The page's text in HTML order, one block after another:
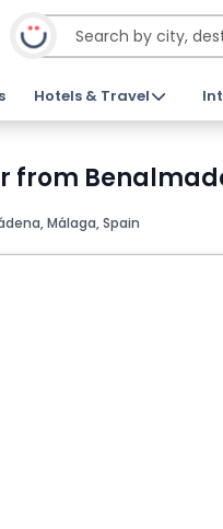
Hotels & Travel
from
Málaga, Spain